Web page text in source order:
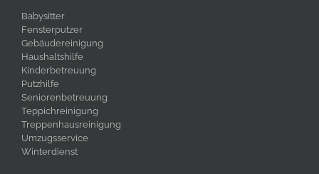
Babysitter
Fensterputzer
Gebäudereinigung
Haushaltshilfe
Kinderbetreuung
Putzhilfe
Seniorenbetreuung
Teppichreinigung
Treppenhausreinigung
Umzugsservice
Winterdienst